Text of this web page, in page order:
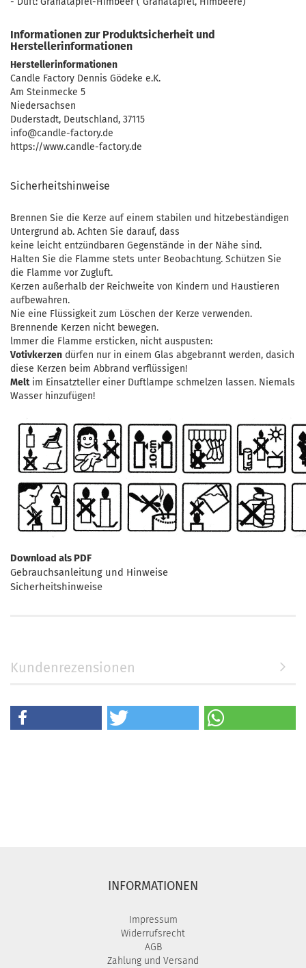
Informationen zur Produktsicherheit und
Herstellerinformationen
Herstellerinformationen
Candle Factory Dennis Gödeke e.K.
Am Steinmecke 5
Niedersachsen
Duderstadt, Deutschland, 37115
info@candle-factory.de
https://www.candle-factory.de
Sicherheitshinweise
Brennen Sie die Kerze auf einem stabilen und hitzebeständigen
Untergrund ab. Achten Sie darauf, dass
keine leicht entzündbaren Gegenstände in der Nähe sind.
Halten Sie die Flamme stets unter Beobachtung. Schützen Sie
die Flamme vor Zugluft.
Kerzen außerhalb der Reichweite von Kindern und Haustieren
aufbewahren.
Nie eine Flüssigkeit zum Löschen der Kerze verwenden.
Brennende Kerzen nicht bewegen.
lmmer die Flamme ersticken, nicht auspusten:
Votivkerzen dürfen nur in einem Glas abgebrannt werden, dasich
diese Kerzen beim Abbrand verflüssigen!
Meltim Einsatzteller einer Duftlampe schmelzen lassen. Niemals
Wasser hinzufügen!
Download als PDF
Gebrauchsanleitung und Hinweise
Sicherheitshinweise
Kundenrezensionen
INFORMATIONEN
Impressum
Widerrufsrecht
AGB
Zahlung und Versand